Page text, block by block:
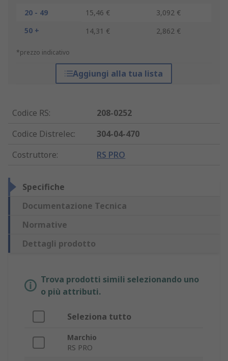
20 - 49
15,46 €
3,092 €
50 +
14,31 € 2,862 €
*prezzo indicativo
Aggiungi alla tua lista
Codice RS:
208-0252
Codice Distrelec:
304-04-470
Costruttore: RS PRO
Specifiche
Documentazione Tecnica
Normative
Dettagli prodotto
Trova prodotti simili selezionando uno
o più attributi.
Seleziona tutto
Marchio
RS PRO